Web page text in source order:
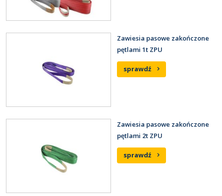
Zawiesia pasowe zakończone
pętlami 1t ZPU
sprawdź
Zawiesia pasowe zakończone
pętlami 2t ZPU
sprawdź